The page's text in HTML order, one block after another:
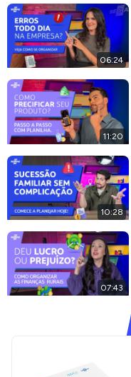
06:24
11:20
10:28
07:43